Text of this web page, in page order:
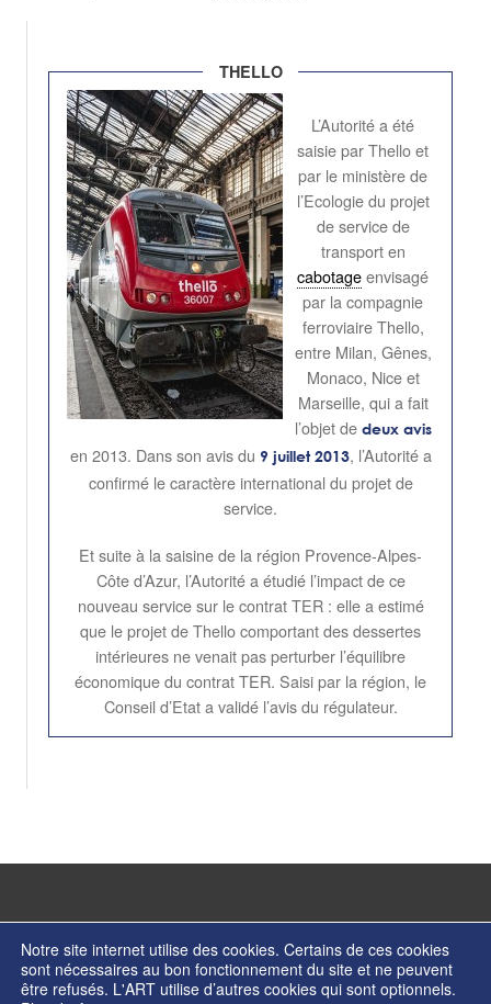
THELLO
L’Autorité a été
saisie par Thello et
par le ministère de
l’Ecologie du projet
de service de
transport en
cabotageenvisagé
par la compagnie
ferroviaire Thello,
entre Milan, Gênes,
Monaco, Nice et
Marseille, qui a fait
l’objet de deux avis
en 2013. Dans son avis du 9 juillet 2013, l’Autorité a
confirmé le caractère international du projet de
service.
Et suite à la saisine de la région Provence-Alpes-
Côte d’Azur, l’Autorité a étudié l’impact de ce
nouveau service sur le contrat TER : elle a estimé
que le projet de Thello comportant des dessertes
intérieures ne venait pas perturber l’équilibre
économique du contrat TER. Saisi par la région, le
Conseil d’Etat a validé l’avis du régulateur.
© Copyright 2026 - Autorité de régulation des transports - ISSN 2274-2123
Notre site internet utilise des cookies. Certains de ces cookies
sont nécessaires au bon fonctionnement du site et ne peuvent
être refusés. L'ART utilise d’autres cookies qui sont optionnels.